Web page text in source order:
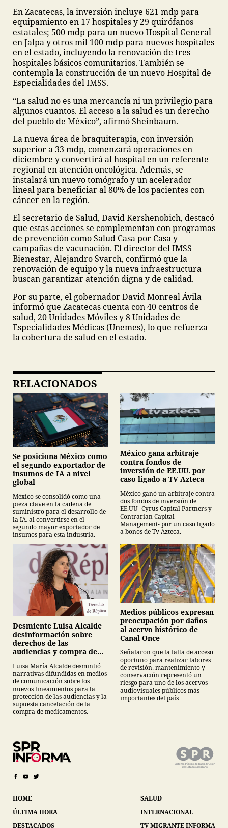
En Zacatecas, la inversión incluye 621 mdp para
equipamiento en 17 hospitales y 29 quirófanos
estatales; 500 mdp para un nuevo Hospital General
en Jalpa y otros mil 100 mdp para nuevos hospitales
en el estado, incluyendo la renovación de tres
hospitales básicos comunitarios. También se
contempla la construcción de un nuevo Hospital de
Especialidades del IMSS.
“La salud no es una mercancía ni un privilegio para
algunos cuantos. El acceso a la salud es un derecho
del pueblo de México”, afirmó Sheinbaum.
La nueva área de braquiterapia, con inversión
superior a 33 mdp, comenzará operaciones en
diciembre y convertirá al hospital en un referente
regional en atención oncológica. Además, se
instalará un nuevo tomógrafo y un acelerador
lineal para beneficiar al 80% de los pacientes con
cáncer en la región.
El secretario de Salud, David Kershenobich, destacó
que estas acciones se complementan con programas
de prevención como Salud Casa por Casa y
campañas de vacunación. El director del IMSS
Bienestar, Alejandro Svarch, confirmó que la
renovación de equipo y la nueva infraestructura
buscan garantizar atención digna y de calidad.
Por su parte, el gobernador David Monreal Ávila
informó que Zacatecas cuenta con 40 centros de
salud, 20 Unidades Móviles y 8 Unidades de
Especialidades Médicas (Unemes), lo que refuerza
la cobertura de salud en el estado.
RELACIONADOS
Se posiciona México como
el segundo exportador de
insumos de IA a nivel
global
México se consolidó como una
pieza clave en la cadena de
suministro para el desarrollo de
la IA, al convertirse en el
segundo mayor exportador de
insumos para esta industria.
México gana arbitraje
contra fondos de
inversión de EE.UU. por
caso ligado a TV Azteca
México ganó un arbitraje contra
dos fondos de inversión de
EE.UU -Cyrus Capital Partners y
Contrarian Capital
Management- por un caso ligado
a bonos de Tv Azteca.
Desmiente Luisa Alcalde
desinformación sobre
derechos de las
audiencias y compra de
Luisa María Alcalde desmintió
narrativas difundidas en medios
de comunicación sobre los
nuevos lineamientos para la
protección de las audiencias y la
supuesta cancelación de la
compra de medicamentos.
Medios públicos expresan
preocupación por daños
al acervo histórico de
Canal Once
Señalaron que la falta de acceso
oportuno para realizar labores
de revisión, mantenimiento y
conservación representó un
riesgo para uno de los acervos
audiovisuales públicos más
importantes del país
HOME
ÚLTIMA HORA
DESTACADOS
SALUD
INTERNACIONAL
TV MIGRANTE INFORMA